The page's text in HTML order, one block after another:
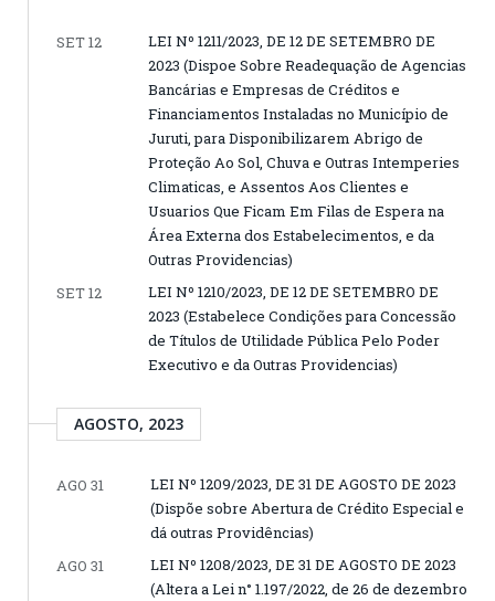
SET 12
LEI Nº 1211/2023, DE 12 DE SETEMBRO DE
2023 (Dispoe Sobre Readequação de Agencias
Bancárias e Empresas de Créditos e
Financiamentos Instaladas no Município de
Juruti, para Disponibilizarem Abrigo de
Proteção Ao Sol, Chuva e Outras Intemperies
Climaticas, e Assentos Aos Clientes e
Usuarios Que Ficam Em Filas de Espera na
Área Externa dos Estabelecimentos, e da
Outras Providencias)
SET 12
LEI Nº 1210/2023, DE 12 DE SETEMBRO DE
2023 (Estabelece Condições para Concessão
de Títulos de Utilidade Pública Pelo Poder
Executivo e da Outras Providencias)
AGOSTO, 2023
AGO 31
LEI Nº 1209/2023, DE 31 DE AGOSTO DE 2023
(Dispõe sobre Abertura de Crédito Especial e
dá outras Providências)
AGO 31
LEI Nº 1208/2023, DE 31 DE AGOSTO DE 2023
(Altera a Lei n° 1.197/2022, de 26 de dezembro